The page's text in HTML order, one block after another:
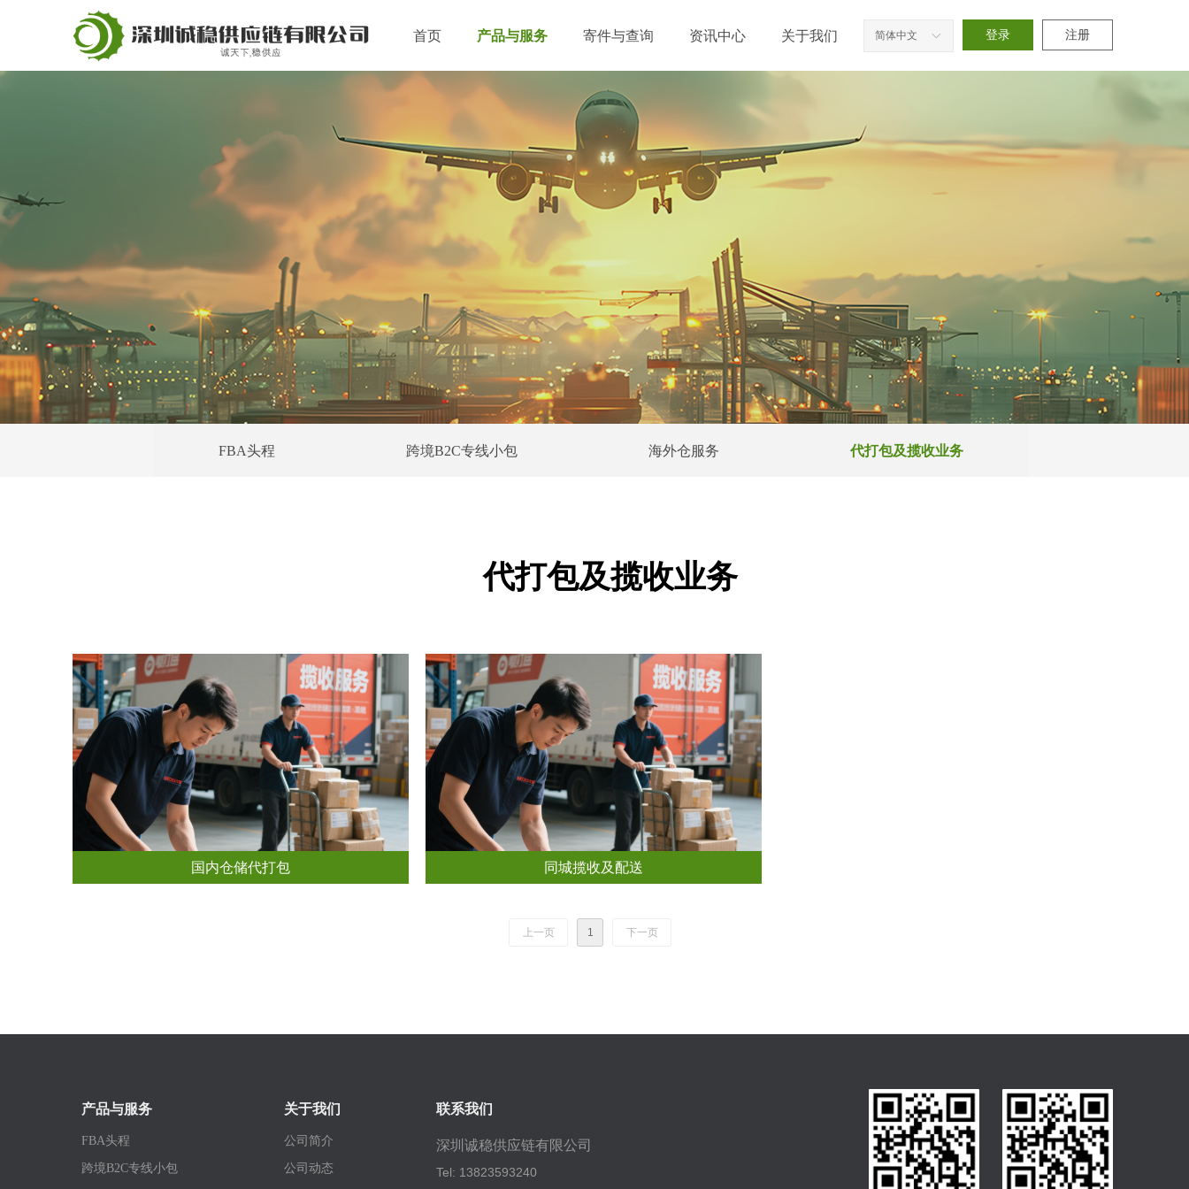
首页 产品与服务 寄件与查询 资讯中心 关于我们 ꀅ
简体中文 登录 注册
代打包及揽收业务
国内仓储代打包 同城揽收及配送
上一页 1 下一页
FBA头程 跨境B2C专线小包 海外仓服务 代打包及揽收业务
产品与服务
FBA头程
跨境B2C专线小包
联系我们
深圳诚稳供应链有限公司
Tel: 13823593240
关于我们
公司简介
公司动态